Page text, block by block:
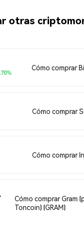
otras
Cómo comprar
Cómo comprar
Cómo comprar
Cómo comprar Gram
Toncoin) (GRAM)